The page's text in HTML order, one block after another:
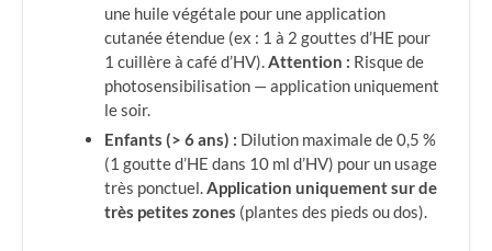
une huile végétale pour une application
cutanée étendue (ex : 1 à 2 gouttes d’HE pour
1 cuillère à café d’HV).Attention : Risque de
photosensibilisation — application uniquement
le soir.
Enfants (> 6 ans) : Dilution maximale de 0,5 %
(1 goutte d’HE dans 10 ml d’HV) pour un usage
très ponctuel.Application uniquement sur de
très petites zones (plantes des pieds ou dos).